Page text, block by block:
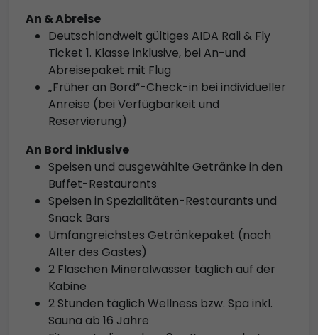
An & Abreise
Deutschlandweit gültiges AIDA Rali & Fly
Ticket 1. Klasse inklusive, bei An-und
Abreisepaket mit Flug
„Früher an Bord“-Check-in bei individueller
Anreise (bei Verfügbarkeit und
Reservierung)
An Bord inklusive
Speisen und ausgewählte Getränke in den
Buffet-Restaurants
Speisen in Spezialitäten-Restaurants und
Snack Bars
Umfangreichstes Getränkepaket (nach
Alter des Gastes)
2 Flaschen Mineralwasser täglich auf der
Kabine
2 Stunden täglich Wellness bzw. Spa inkl.
Sauna ab 16 Jahre